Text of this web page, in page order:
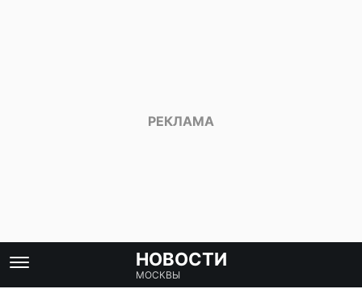
НОВОСТИ
МОСКВЫ